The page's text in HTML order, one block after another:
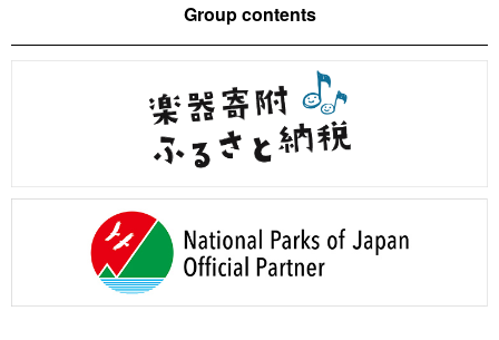
Group contents